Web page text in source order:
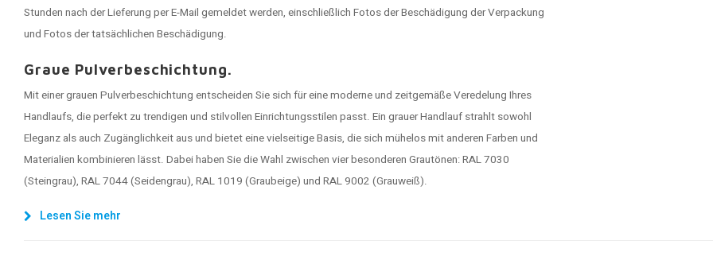
Stunden nach der Lieferung per E-Mail gemeldet werden, einschließlich Fotos der Beschädigung der Verpackung
und Fotos der tatsächlichen Beschädigung.
Graue Pulverbeschichtung.
Mit einer grauen Pulverbeschichtung entscheiden Sie sich für eine moderne und zeitgemäße Veredelung Ihres
Handlaufs, die perfekt zu trendigen und stilvollen Einrichtungsstilen passt. Ein grauer Handlauf strahlt sowohl
Eleganz als auch Zugänglichkeit aus und bietet eine vielseitige Basis, die sich mühelos mit anderen Farben und
Materialien kombinieren lässt. Dabei haben Sie die Wahl zwischen vier besonderen Grautönen: RAL 7030
(Steingrau), RAL 7044 (Seidengrau), RAL 1019 (Graubeige) und RAL 9002 (Grauweiß).
Lesen Sie mehr